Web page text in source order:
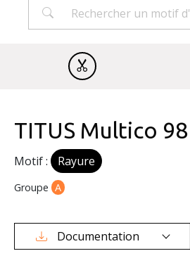
TITUS Multico 98
Motif : Rayure
Groupe A
Documentation